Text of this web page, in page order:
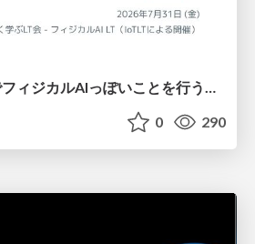
toio・myCobotでフィジカルAIっぽいことを行うための検討（とりあえず調査） / フィジカルAI LT（IoTLTによる開催）
0 290